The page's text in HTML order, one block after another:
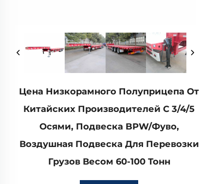
Цена Низкорамного Полуприцепа От
Китайских Производителей С 3/4/5
Осями, Подвеска BPW/Фуво,
Воздушная Подвеска Для Перевозки
Грузов Весом 60-100 Тонн